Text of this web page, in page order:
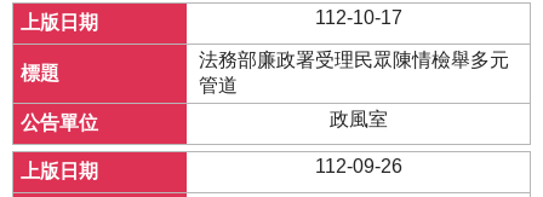
112-10-17
法務部廉政署受理民眾陳情檢舉多元
管道
政風室
112-09-26